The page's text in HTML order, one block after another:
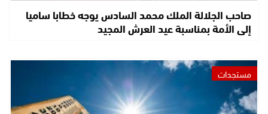
صاحب الجلالة الملك محمد السادس يوجه خطابا ساميا
إلى الأمة بمناسبة عيد العرش المجيد
مستجدات